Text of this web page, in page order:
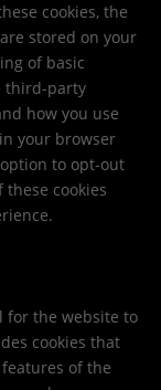
cookies, the
stored on your
of basic
third-party
how you use
your browser
to opt-out
cookies
for the website to
cookies that
of the